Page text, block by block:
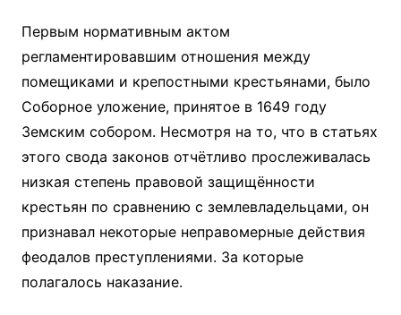
Первым нормативным актом
регламентировавшим отношения между
помещиками и крепостными крестьянами, было
Соборное уложение, принятое в 1649 году
Земским собором. Несмотря на то, что в статьях
этого свода законов отчётливо прослеживалась
низкая степень правовой защищённости
крестьян по сравнению с землевладельцами, он
признавал некоторые неправомерные действия
феодалов преступлениями. За которые
полагалось наказание.